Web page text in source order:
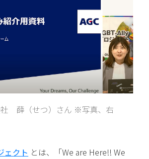
社 薛（せつ）さん ※写真、右
ェクト とは、「We are Here!! We